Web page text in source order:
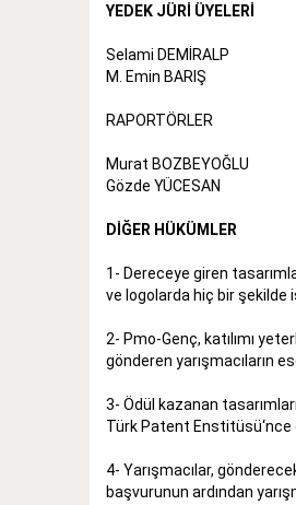
YEDEK JÜRİ ÜYELERİ
Selami DEMİRALP
M. Emin BARIŞ
RAPORTÖRLER
Murat BOZBEYOĞLU
Gözde YÜCESAN
DİĞER HÜKÜMLER
1- Dereceye giren
ve logolarda hiç bir şekilde
2- Pmo-Genç, katılımı
gönderen yarışmacıların
3- Ödül kazanan
Türk Patent Enstitüsü‘nce
4- Yarışmacılar,
başvurunun ardından